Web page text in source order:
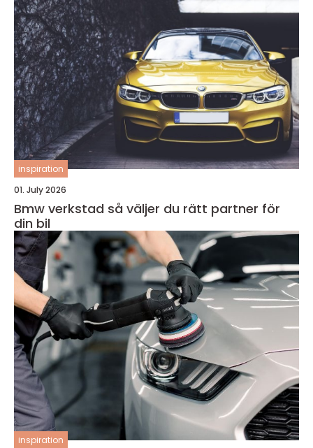
inspiration
01. July 2026
Bmw verkstad så väljer du rätt partner för
din bil
inspiration